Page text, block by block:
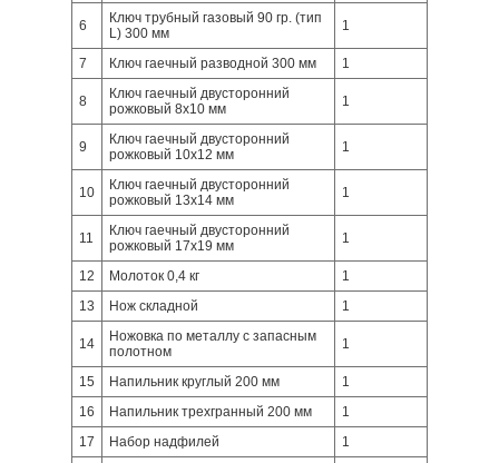
6
Ключ трубный газовый 90 гр. (тип
L) 300 мм
1
7 Ключ гаечный разводной 300 мм 1
8
Ключ гаечный двусторонний
рожковый 8x10 мм
1
9
Ключ гаечный двусторонний
рожковый 10x12 мм
1
10
Ключ гаечный двусторонний
рожковый 13x14 мм
1
11
Ключ гаечный двусторонний
рожковый 17x19 мм
1
12 Молоток 0,4 кг
1
13
Нож складной 1
14
Ножовка по металлу с запасным
полотном
1
15 Напильник круглый 200 мм
1
16
Напильник трехгранный 200 мм
1
17
Набор надфилей
1